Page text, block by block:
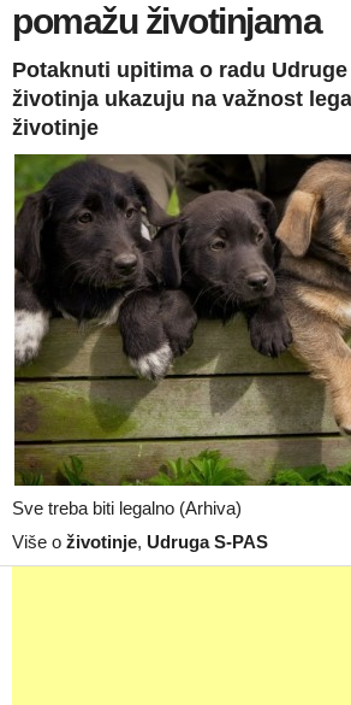
pomažu životinjama
Potaknuti upitima o radu
životinja ukazuju na važnost
životinje
Sve treba biti legalno (Arhiva)
Više o životinje, Udruga S-PAS